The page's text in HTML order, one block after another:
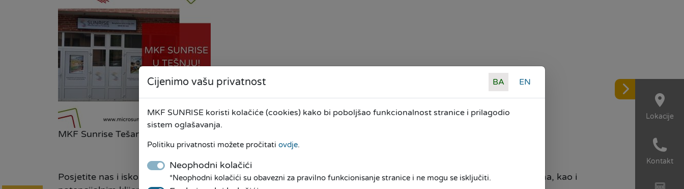
Lokacije
Kontakt
MKF Sunrise Tešanj
Posjetite nas i iskoristite sve pogodnosti koje Mikokreditna Fondacija SUNRISE omogućava svim svojim klijentima, kao i
Cijenimo vašu privatnost BA EN
MKF SUNRISE koristi kolačiće (cookies) kako bi poboljšao funkcionalnost stranice i prilagodio
sistem oglašavanja.
Politiku privatnosti možete pročitati ovdje.
Neophodni kolačići
*Neophodni kolačići su obavezni za pravilno funkcionisanje stranice i ne mogu se isključiti.